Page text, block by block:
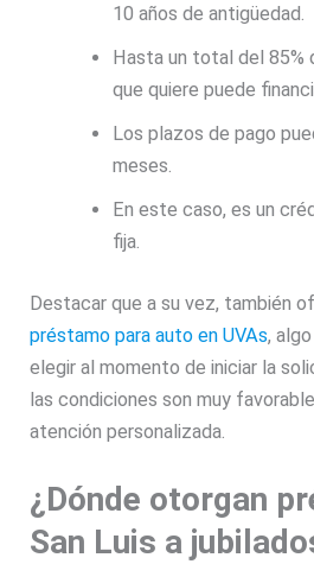
10 años de antigüedad.
Hasta un total del 85%
que quiere puede
Los plazos de pago
meses.
En este caso, es un
fija.
Destacar que a su vez, también
préstamo para auto en UVAs,
elegir al momento de iniciar la
las condiciones son muy
atención personalizada.
¿Dónde otorgan
San Luis a